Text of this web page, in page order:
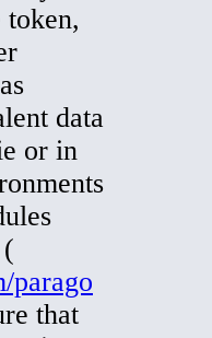
data
or in
parago
that